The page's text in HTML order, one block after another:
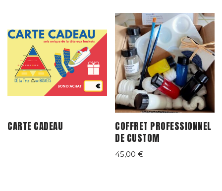
CARTE CADEAU
COFFRET PROFESSIONNEL
DE CUSTOM
45,00€